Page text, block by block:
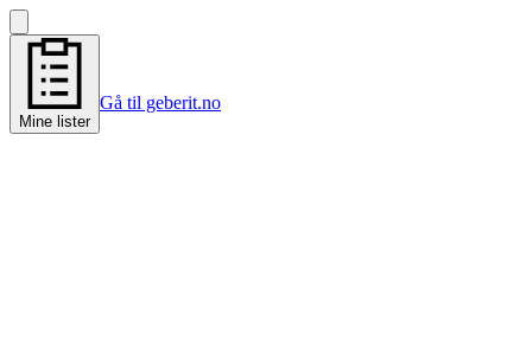
Mine lister
Gå til geberit.no